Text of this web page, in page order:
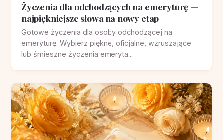
Życzenia dla odchodzących na emeryturę —
najpiękniejsze słowa na nowy etap
Gotowe życzenia dla osoby odchodzącej na
emeryturę. Wybierz piękne, oficjalne, wzruszające
lub śmieszne życzenia emeryta...